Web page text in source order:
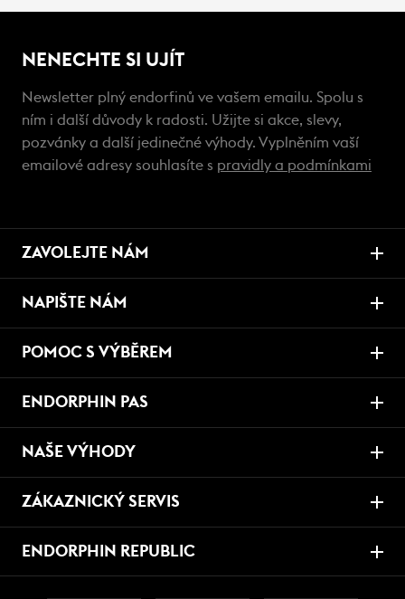
NENECHTE SI UJÍT
Newsletter plný endorfinů ve vašem emailu. Spolu s
ním i další důvody k radosti. Užijte si akce, slevy,
pozvánky a další jedinečné výhody. Vyplněním vaší
emailové adresy souhlasíte s pravidly a podmínkami
ZAVOLEJTE NÁM
NAPIŠTE NÁM
POMOC S VÝBĚREM
ENDORPHIN PAS
NAŠE VÝHODY
ZÁKAZNICKÝ SERVIS
ENDORPHIN REPUBLIC